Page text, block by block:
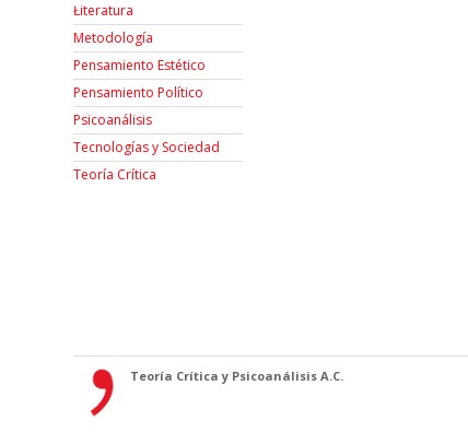
Łiteratura
Metodología
Pensamiento Estético
Pensamiento Político
Psicoanálisis
Tecnologías y Sociedad
Teoría Crítica
Teoría Crítica y Psicoanálisis A.C.